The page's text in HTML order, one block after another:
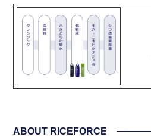
ABOUT RICEFORCE